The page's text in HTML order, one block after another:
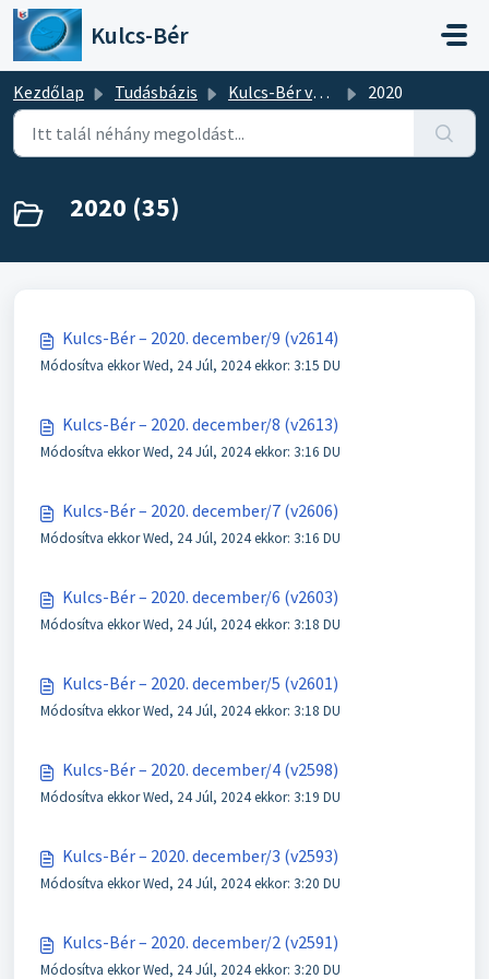
Kihagyás a tartalom megtartásához
Kulcs-Bér
Kezdőlap Tudásbázis Kulcs-Bér verziótájékoztatók 2020
2020 (35)
Kulcs-Bér – 2020. december/9 (v2614)
Módosítva ekkor Wed, 24 Júl, 2024 ekkor: 3:15 DU
Kulcs-Bér – 2020. december/8 (v2613)
Módosítva ekkor Wed, 24 Júl, 2024 ekkor: 3:16 DU
Kulcs-Bér – 2020. december/7 (v2606)
Módosítva ekkor Wed, 24 Júl, 2024 ekkor: 3:16 DU
Kulcs-Bér – 2020. december/6 (v2603)
Módosítva ekkor Wed, 24 Júl, 2024 ekkor: 3:18 DU
Kulcs-Bér – 2020. december/5 (v2601)
Módosítva ekkor Wed, 24 Júl, 2024 ekkor: 3:18 DU
Kulcs-Bér – 2020. december/4 (v2598)
Módosítva ekkor Wed, 24 Júl, 2024 ekkor: 3:19 DU
Kulcs-Bér – 2020. december/3 (v2593)
Módosítva ekkor Wed, 24 Júl, 2024 ekkor: 3:20 DU
Kulcs-Bér – 2020. december/2 (v2591)
Módosítva ekkor Wed, 24 Júl, 2024 ekkor: 3:20 DU